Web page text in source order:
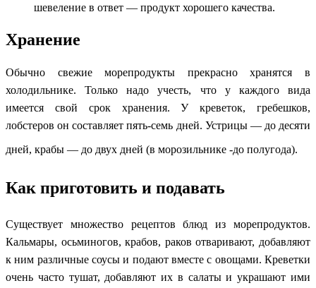
шевеление в ответ — продукт хорошего качества.
Хранение
Обычно свежие морепродукты прекрасно хранятся в
холодильнике. Только надо учесть, что у каждого вида
имеется свой срок хранения. У креветок, гребешков,
лобстеров он составляет пять-семь дней. Устрицы — до десяти
дней, крабы — до двух дней (в морозильнике -до полугода).
Как приготовить и подавать
Существует множество рецептов блюд из морепродуктов.
Кальмары, осьминогов, крабов, раков отваривают, добавляют
к ним различные соусы и подают вместе с овощами. Креветки
очень часто тушат, добавляют их в салаты и украшают ими